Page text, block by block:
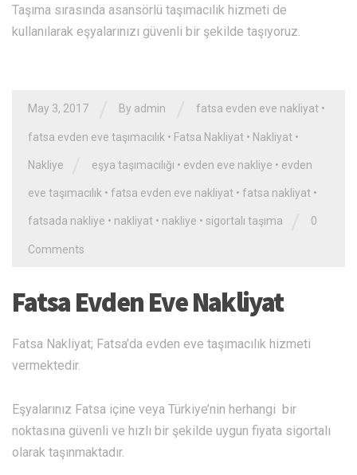
Taşıma sırasında asansörlü taşımacılık hizmeti de
kullanılarak eşyalarınızı güvenli bir şekilde taşıyoruz.
May 3, 2017 By admin fatsa evden eve nakliyat •
fatsa evden eve taşımacılık • Fatsa Nakliyat • Nakliyat •
Nakliye eşya taşımacılığı • evden eve nakliye • evden
eve taşımacılık • fatsa evden eve nakliyat • fatsa nakliyat •
fatsada nakliye • nakliyat • nakliye • sigortalı taşıma 0
Comments
Fatsa Evden Eve Nakliyat
Fatsa Nakliyat; Fatsa’da evden eve taşımacılık hizmeti
vermektedir.
Eşyalarınız Fatsa içine veya Türkiye’nin herhangi bir
noktasına güvenli ve hızlı bir şekilde uygun fiyata sigortalı
olarak taşınmaktadır.